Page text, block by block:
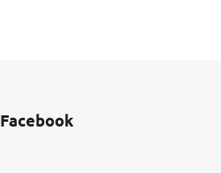
Facebook